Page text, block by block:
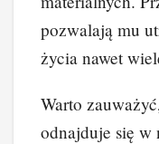
pozwalają mu
życia nawet
Warto
odnajduje się w